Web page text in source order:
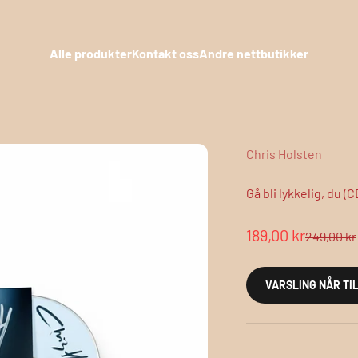
Alle produkterKontakt ossAndre nettbutikker
Chris Holsten
Gå bli lykkelig, du
Salgspris
189,00 kr249,00 kr
VARSLING NÅR